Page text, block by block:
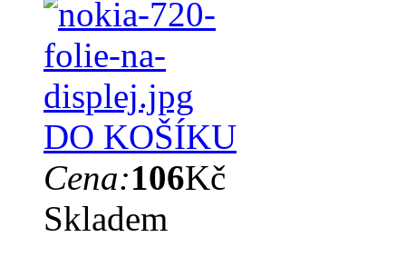
DO KOŠÍKU
Cena:106Kč
Skladem